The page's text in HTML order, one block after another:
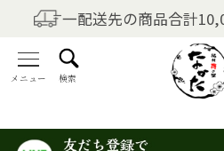
一配送先の商品合計
メニュー 検索
商品を探す
全商品一覧
梅干しの商品一覧